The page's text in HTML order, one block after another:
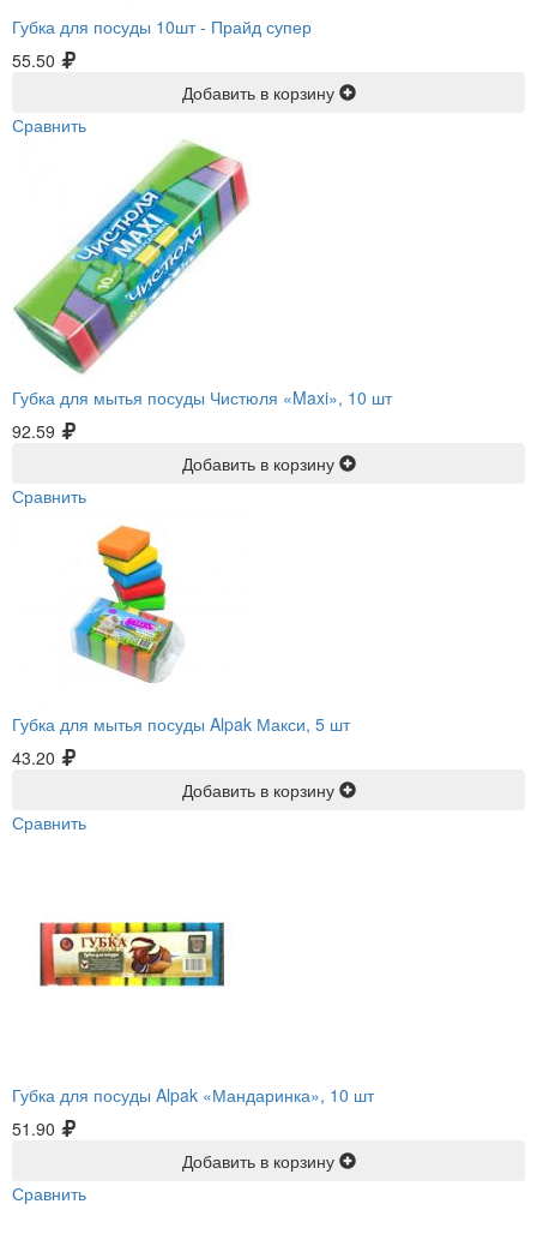
Губка для посуды 10шт - Прайд супер
55.50
Добавить в корзину
Сравнить
Губка для мытья посуды Чистюля «Maxi», 10 шт
92.59
Добавить в корзину
Сравнить
Губка для мытья посуды Alpak Макси, 5 шт
43.20
Добавить в корзину
Сравнить
Губка для посуды Alpak «Мандаринка», 10 шт
51.90
Добавить в корзину
Сравнить